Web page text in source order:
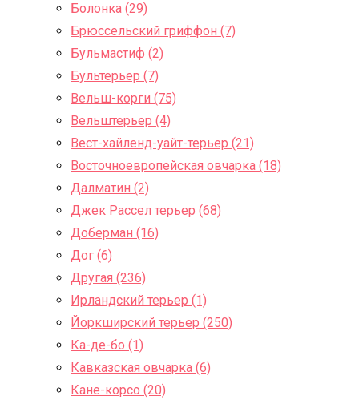
Болонка (29)
Брюссельский гриффон (7)
Бульмастиф (2)
Бультерьер (7)
Вельш-корги (75)
Вельштерьер (4)
Вест-хайленд-уайт-терьер (21)
Восточноевропейская овчарка (18)
Далматин (2)
Джек Рассел терьер (68)
Доберман (16)
Дог (6)
Другая (236)
Ирландский терьер (1)
Йоркширский терьер (250)
Ка-де-бо (1)
Кавказская овчарка (6)
Кане-корсо (20)